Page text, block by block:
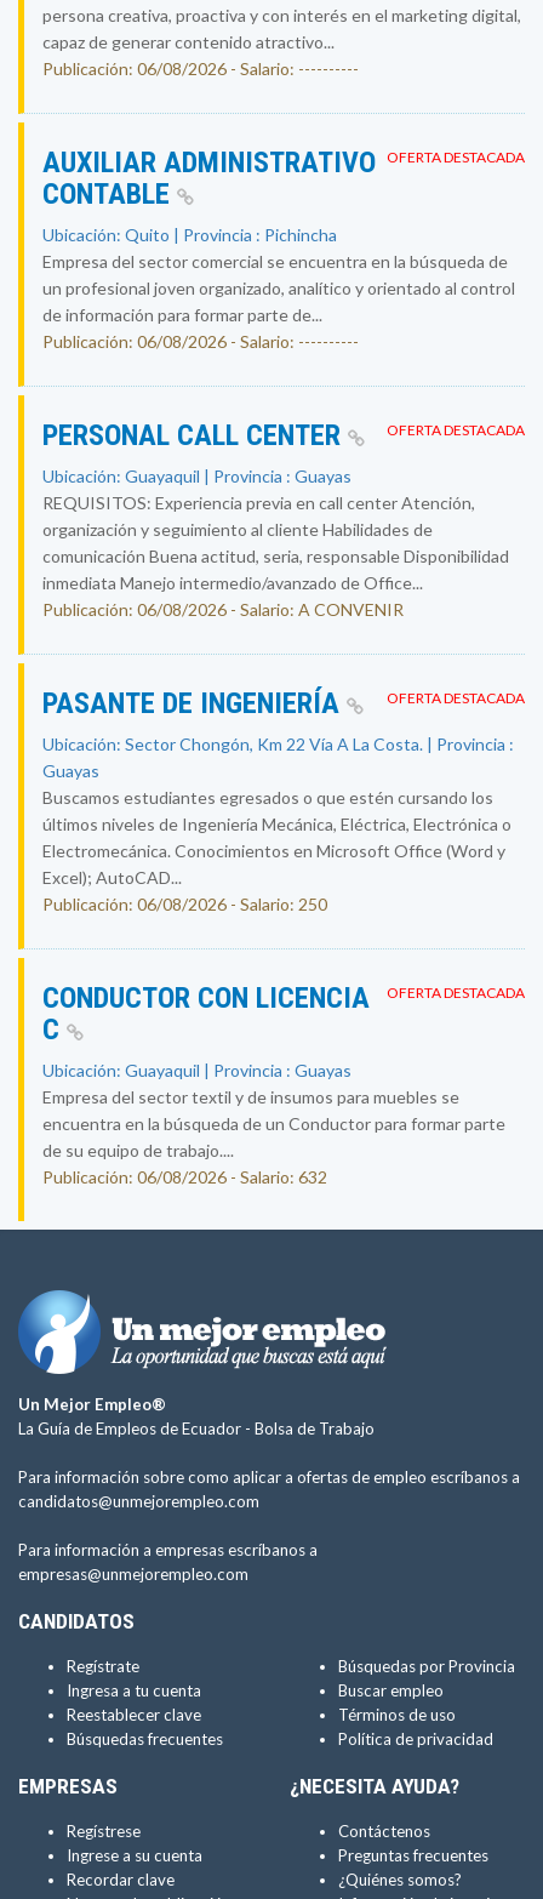
persona creativa, proactiva y con interés en el marketing digital,
capaz de generar contenido atractivo...
Publicación: 06/08/2026 - Salario: ----------
OFERTA DESTACADA
AUXILIAR ADMINISTRATIVO
CONTABLE
Ubicación: Quito | Provincia : Pichincha
Empresa del sector comercial se encuentra en la búsqueda de
un profesional joven organizado, analítico y orientado al control
de información para formar parte de...
Publicación: 06/08/2026 - Salario: ----------
OFERTA DESTACADA
PERSONAL CALL CENTER
Ubicación: Guayaquil | Provincia : Guayas
REQUISITOS: Experiencia previa en call center Atención,
organización y seguimiento al cliente Habilidades de
comunicación Buena actitud, seria, responsable Disponibilidad
inmediata Manejo intermedio/avanzado de Office...
Publicación: 06/08/2026 - Salario: A CONVENIR
OFERTA DESTACADA
PASANTE DE INGENIERÍA
Ubicación: Sector Chongón, Km 22 Vía A La Costa. | Provincia :
Guayas
Buscamos estudiantes egresados o que estén cursando los
últimos niveles de Ingeniería Mecánica, Eléctrica, Electrónica o
Electromecánica. Conocimientos en Microsoft Office (Word y
Excel); AutoCAD...
Publicación: 06/08/2026 - Salario: 250
OFERTA DESTACADA
CONDUCTOR CON LICENCIA
C
Ubicación: Guayaquil | Provincia : Guayas
Empresa del sector textil y de insumos para muebles se
encuentra en la búsqueda de un Conductor para formar parte
de su equipo de trabajo....
Publicación: 06/08/2026 - Salario: 632
Un Mejor Empleo®
La Guía de Empleos de Ecuador - Bolsa de Trabajo
Para información sobre como aplicar a ofertas de empleo escríbanos a
candidatos@unmejorempleo.com
Para información a empresas escríbanos a
empresas@unmejorempleo.com
CANDIDATOS
Regístrate
Ingresa a tu cuenta
Reestablecer clave
Búsquedas frecuentes
Búsquedas por Provincia
Buscar empleo
Términos de uso
Política de privacidad
EMPRESAS
Regístrese
Ingrese a su cuenta
Recordar clave
¿NECESITA AYUDA?
Contáctenos
Preguntas frecuentes
¿Quiénes somos?